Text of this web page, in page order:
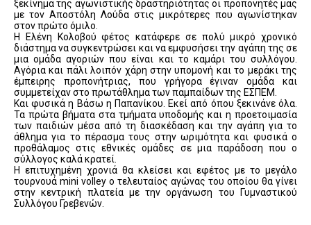
ξεκίνημα της αγωνιστικής δραστηριότητας οι προπονητές μας
με τον Αποστόλη Λούδα στις μικρότερες που αγωνίστηκαν
στον πρώτο όμιλο.
Η Ελένη Κολοβού φέτος κατάφερε σε πολύ μικρό χρονικό
διάστημα να συγκεντρώσει και να εμφυσήσει την αγάπη της σε
μια ομάδα αγοριών που είναι και το καμάρι του συλλόγου.
Αγόρια και πάλι λοιπόν χάρη στην υπομονή και το μεράκι της
έμπειρης προπονήτριας, που γρήγορα έγιναν ομάδα και
συμμετείχαν στο πρωτάθλημα των παμπαίδων της ΕΣΠΕΜ.
Και φυσικά η Βάσω η Παπανίκου. Εκεί από όπου ξεκινάνε όλα.
Τα πρώτα βήματα στα τμήματα υποδομής και η προετοιμασία
των παιδιών μέσα από τη διασκέδαση και την αγάπη για το
άθλημα για το πέρασμα τους στην ωριμότητα και φυσικά ο
προθάλαμος στις εθνικές ομάδες σε μια παράδοση που ο
σύλλογος καλά κρατεί.
Η επιτυχημένη χρονιά θα κλείσει και εφέτος με το μεγάλο
τουρνουά mini volley ο τελευταίος αγώνας του οποίου θα γίνει
στην κεντρική πλατεία με την οργάνωση του Γυμναστικού
Συλλόγου Γρεβενών.